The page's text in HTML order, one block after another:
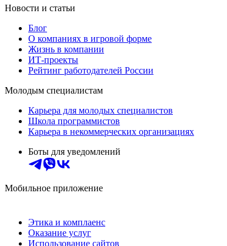
Новости и статьи
Блог
О компаниях в игровой форме
Жизнь в компании
ИТ-проекты
Рейтинг работодателей России
Молодым специалистам
Карьера для молодых специалистов
Школа программистов
Карьера в некоммерческих организациях
Боты для уведомлений
Мобильное приложение
Этика и комплаенс
Оказание услуг
Использование сайтов